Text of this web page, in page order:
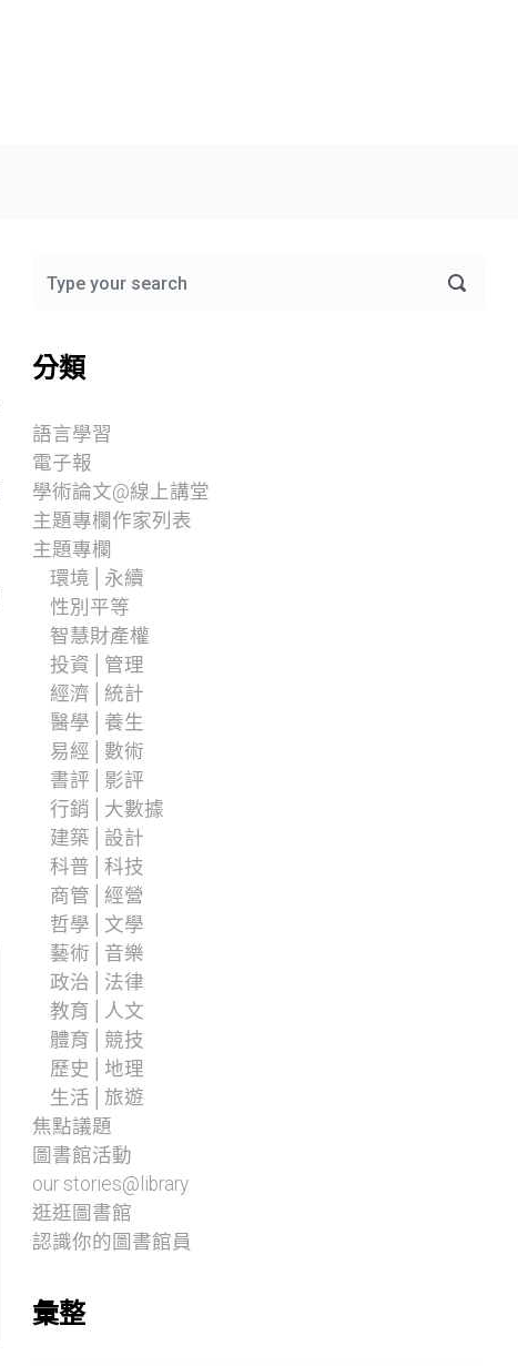
分類
語言學習
電子報
學術論文@線上講堂
主題專欄作家列表
主題專欄
環境│永續
性別平等
智慧財產權
投資│管理
經濟│統計
醫學│養生
易經│數術
書評│影評
行銷│大數據
建築│設計
科普│科技
商管│經營
哲學│文學
藝術│音樂
政治│法律
教育│人文
體育│競技
歷史│地理
生活│旅遊
焦點議題
圖書館活動
our stories@library
逛逛圖書館
認識你的圖書館員
彙整